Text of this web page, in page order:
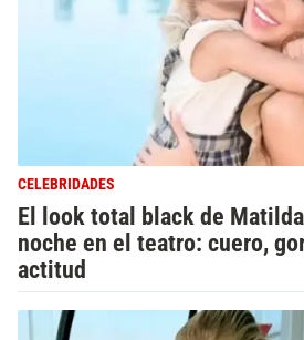
CELEBRIDADES
El look total black de
noche en el teatro: cuero,
actitud